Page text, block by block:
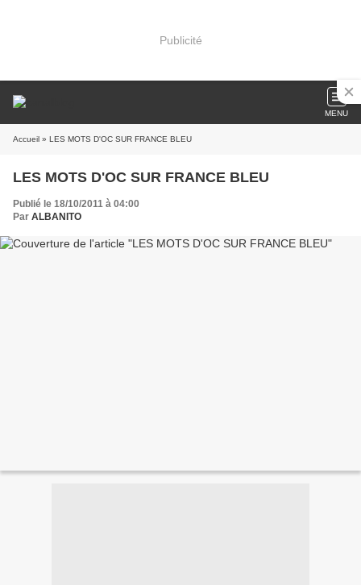
Publicité
MENU
Accueil » LES MOTS D'OC SUR FRANCE BLEU
LES MOTS D'OC SUR FRANCE BLEU
Publié le 18/10/2011 à 04:00
Par ALBANITO